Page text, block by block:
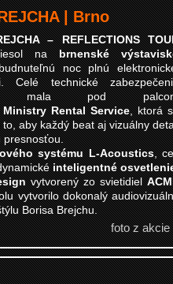
| Brno
– REFLECTIONS
nabrnenské
noc plnú
Celé technické
mala pod
Ministry Rental Service, ktorá
aby každý beat aj vizuálny
presnosťou.
systému L-Acoustics,
inteligentné
vytvorený zo svietidiel
vytvorilo dokonalý
Borisa Brejchu.
foto z akcie